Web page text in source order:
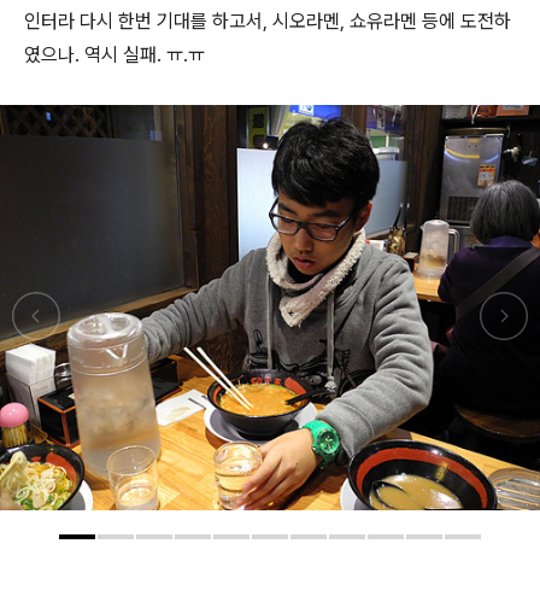
인터라 다시 한번 기대를 하고서, 시오라멘, 쇼유라멘 등에 도전하
였으나. 역시 실패. ㅠ.ㅠ